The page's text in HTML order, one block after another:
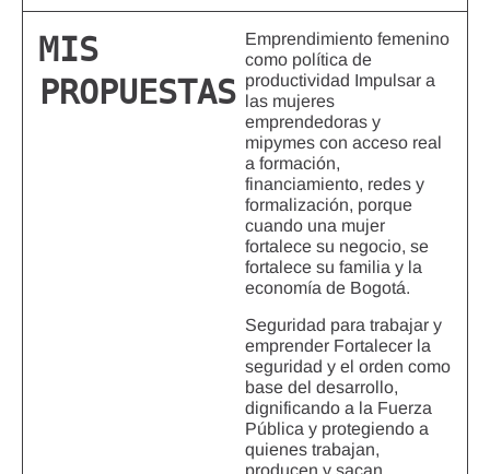
MIS
PROPUESTAS
Emprendimiento femenino
como política de
productividad Impulsar a
las mujeres
emprendedoras y
mipymes con acceso real
a formación,
financiamiento, redes y
formalización, porque
cuando una mujer
fortalece su negocio, se
fortalece su familia y la
economía de Bogotá.
Seguridad para trabajar y
emprender Fortalecer la
seguridad y el orden como
base del desarrollo,
dignificando a la Fuerza
Pública y protegiendo a
quienes trabajan,